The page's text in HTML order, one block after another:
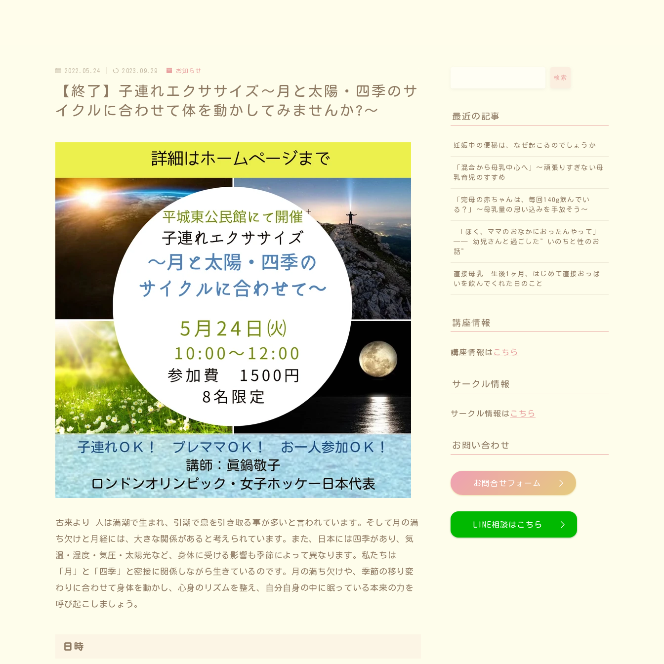
2022.05.24 2023.09.29 お知らせ
【終了】子連れエクササイズ～月と太陽・四季のサ
イクルに合わせて体を動かしてみませんか?〜
古来より ⼈は満潮で⽣まれ、引潮で息を引き取る事が多いと⾔われています。そして⽉の満
ち⽋けと⽉経には、⼤きな関係があると考えられています。また、⽇本には四季があり、気
温・湿度・気圧・太陽光など、⾝体に受ける影響も季節によって異なります。私たちは
「⽉」と「四季」と密接に関係しながら⽣きているのです。⽉の満ち⽋けや、季節の移り変
わりに合わせて⾝体を動かし、⼼⾝のリズムを整え、⾃分⾃⾝の中に眠っている本来の⼒を
呼び起こしましょう。
日時
検索
最近の記事
妊娠中の便秘は、なぜ起こるのでしょうか
「混合から母乳中心へ」〜頑張りすぎない母
乳育児のすすめ
「完母の赤ちゃんは、毎回140g飲んでい
る？」〜母乳量の思い込みを手放そう〜
「ぼく、ママのおなかにおったんやって」
── 幼児さんと過ごした”いのちと性のお
話”
直接母乳 生後1ヶ月、はじめて直接おっぱ
いを飲んでくれた日のこと
講座情報
講座情報は こちら
サークル情報
サークル情報は こちら
お問い合わせ
お問合せフォーム
LINE相談はこちら